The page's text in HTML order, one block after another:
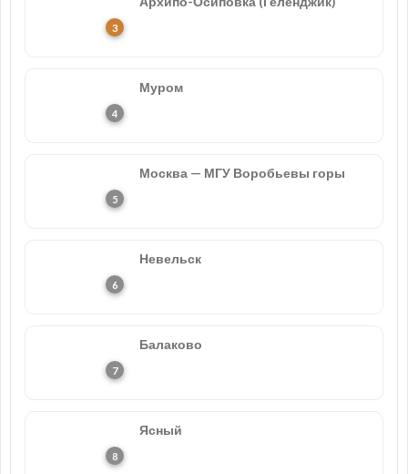
Муром
Москва — МГУ Воробьевы горы
Невельск
Балаково
Ясный